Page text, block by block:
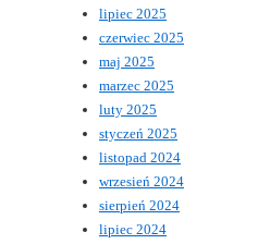
lipiec 2025
czerwiec 2025
maj 2025
marzec 2025
luty 2025
styczeń 2025
listopad 2024
wrzesień 2024
sierpień 2024
lipiec 2024